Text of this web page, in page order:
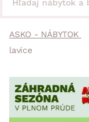
ASKO - NÁBYTOK
lavice